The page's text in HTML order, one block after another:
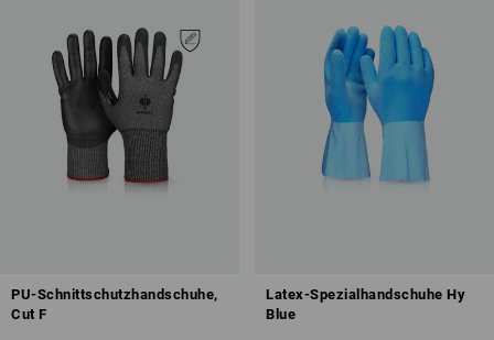
PU-Schnittschutzhandschuhe,
Cut F
Latex-Spezialhandschuhe Hy
Blue